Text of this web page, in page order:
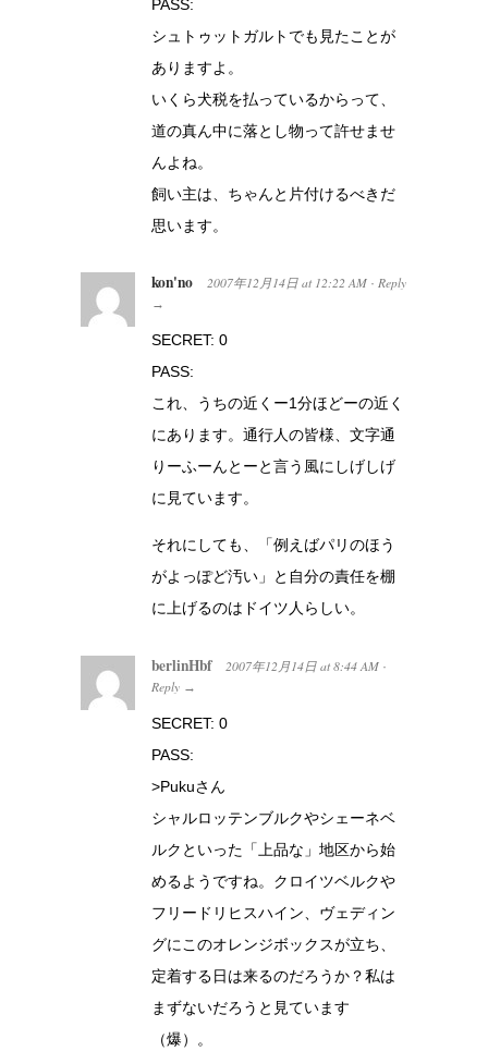
PASS:
シュトゥットガルトでも見たことが
ありますよ。
いくら犬税を払っているからって、
道の真ん中に落とし物って許せませ
んよね。
飼い主は、ちゃんと片付けるべきだ
思います。
kon'no 2007年12月14日 at 12:22 AM · Reply
→
SECRET: 0
PASS:
これ、うちの近くー1分ほどーの近く
にあります。通行人の皆様、文字通
りーふーんとーと言う風にしげしげ
に見ています。
それにしても、「例えばパリのほう
がよっぽど汚い」と自分の責任を棚
に上げるのはドイツ人らしい。
berlinHbf 2007年12月14日 at 8:44 AM ·
Reply →
SECRET: 0
PASS:
>Pukuさん
シャルロッテンブルクやシェーネベ
ルクといった「上品な」地区から始
めるようですね。クロイツベルクや
フリードリヒスハイン、ヴェディン
グにこのオレンジボックスが立ち、
定着する日は来るのだろうか？私は
まずないだろうと見ています
（爆）。